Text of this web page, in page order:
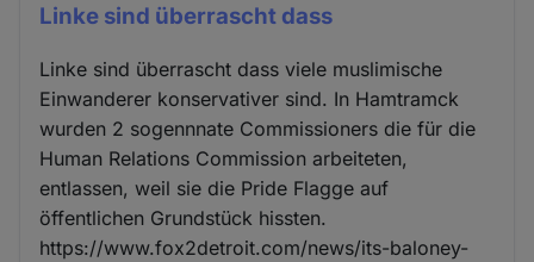
Linke sind überrascht dass
Linke sind überrascht dass viele muslimische
Einwanderer konservativer sind. In Hamtramck
wurden 2 sogennnate Commissioners die für die
Human Relations Commission arbeiteten,
entlassen, weil sie die Pride Flagge auf
öffentlichen Grundstück hissten.
https://www.fox2detroit.com/news/its-baloney-